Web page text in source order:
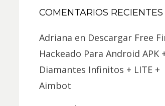
COMENTARIOS RECIENTES
Adriana en Descargar Free
Hackeado Para Android APK
Diamantes Infinitos + LITE +
Aimbot